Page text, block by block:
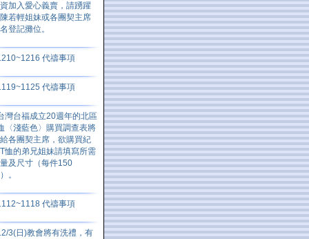
加入愛心義賣，請踴躍
若輕姐妹或各團契主席
登記攤位。
代禱事項
代禱事項
灣台福成立20週年的北區
〈淺藍色〉購買調查表將
各團契主席，欲購買紀
恤的弟兄姐妹請填寫所需
及尺寸（每件150
。
代禱事項
3(日)教會將有洗禮，有